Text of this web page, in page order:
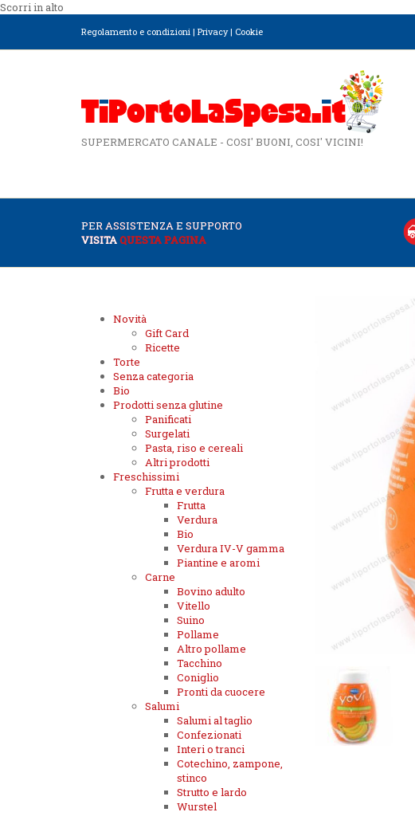
Scorri in alto
Regolamento e condizioni | Privacy| Cookie
SUPERMERCATO CANALE - COSI' BUONI, COSI' VICINI!
PER ASSISTENZA E SUPPORTO
VISITAQUESTA PAGINA
Novità
Gift Card
Ricette
Torte
Senza categoria
Bio
Prodotti senza glutine
Panificati
Surgelati
Pasta, riso e cereali
Altri prodotti
Freschissimi
Frutta e verdura
Frutta
Verdura
Bio
Verdura IV-V gamma
Piantine e aromi
Carne
Bovino adulto
Vitello
Suino
Pollame
Altro pollame
Tacchino
Coniglio
Pronti da cuocere
Salumi
Salumi al taglio
Confezionati
Interi o tranci
Cotechino, zampone,
stinco
Strutto e lardo
Wurstel